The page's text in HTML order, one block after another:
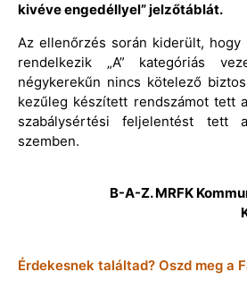
kivéve engedéllyel” jelzőtáblát.
Az ellenőrzés során kiderült,
rendelkezik „A” kategóriás
négykerekűn nincs kötelező
kezűleg készített rendszámot tett
szabálysértési feljelentést tett
szemben.
B-A-Z. MRFK
Érdekesnek találtad? Oszd meg a